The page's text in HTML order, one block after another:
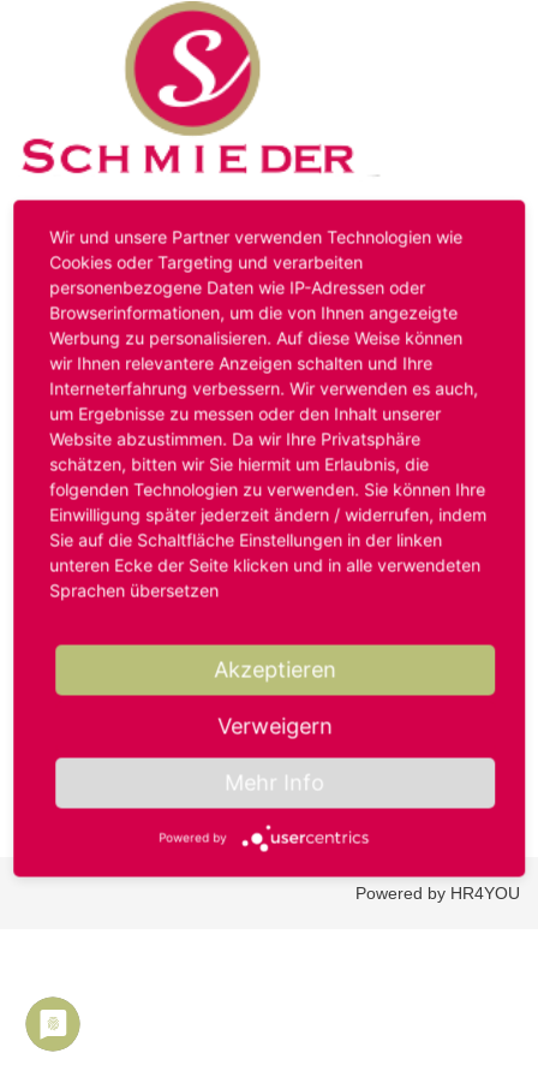
Kontakt Impressum Datenschutz
Hinweis:Das von ihnen aufgerufene Stellenangebot ist
bereits ausgelaufen. Alternative Stellenanzeigen finden
Sie unter:
www.schmieder-personal.de/stellenangebote
Oder Sie bewerben sich
initiativund wir suchen für Sie
passende Stellenangebote.
Anmelden
Benutzername oder E-Mail-Adresse*
Passwort*
Powered by HR4YOU
Wir und unsere Partner verwenden Technologien wie
Cookies oder Targeting und verarbeiten
personenbezogene Daten wie IP-Adressen oder
Browserinformationen, um die von Ihnen angezeigte
Werbung zu personalisieren. Auf diese Weise können
wir Ihnen relevantere Anzeigen schalten und Ihre
Interneterfahrung verbessern. Wir verwenden es auch,
um Ergebnisse zu messen oder den Inhalt unserer
Website abzustimmen. Da wir Ihre Privatsphäre
schätzen, bitten wir Sie hiermit um Erlaubnis, die
folgenden Technologien zu verwenden. Sie können Ihre
Einwilligung später jederzeit ändern / widerrufen, indem
Sie auf die Schaltfläche Einstellungen in der linken
unteren Ecke der Seite klicken und in alle verwendeten
Sprachen übersetzen
Akzeptieren
Verweigern
Mehr Info
Powered by